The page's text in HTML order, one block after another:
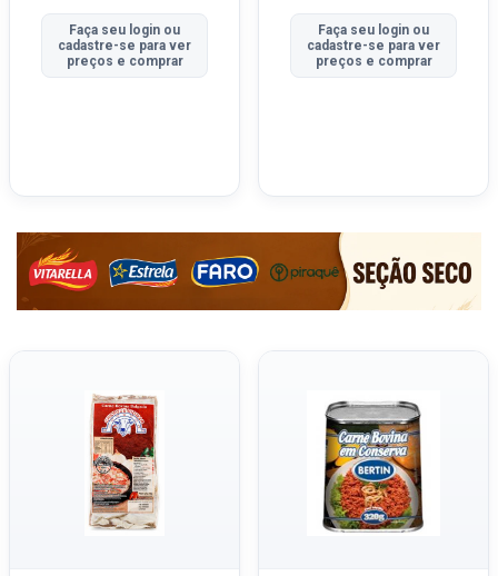
Faça seu login ou
cadastre-se para ver
preços e comprar
Faça seu login ou
cadastre-se para ver
preços e comprar